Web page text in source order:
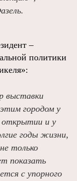
–
политики
выставки
городом у
и у
годы жизни,
только
показать
с упорного